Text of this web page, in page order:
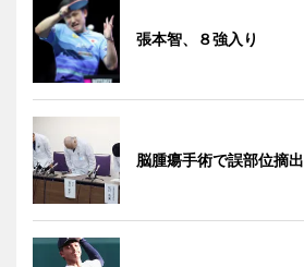
張本智、８強入り
脳腫瘍手術で誤部位摘出